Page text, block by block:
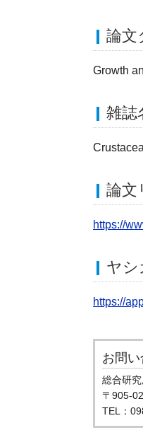
論文
Growth
雑誌
論文
https://
ヤシ
https://
お問
総合研
〒905-
TEL：